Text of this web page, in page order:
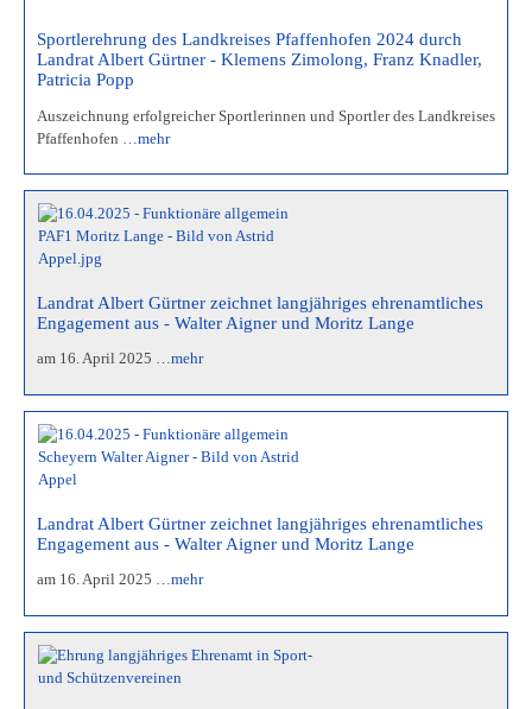
Sportlerehrung des Landkreises Pfaffenhofen 2024 durch
Landrat Albert Gürtner - Klemens Zimolong, Franz Knadler,
Patricia Popp
Auszeichnung erfolgreicher Sportlerinnen und Sportler des Landkreises
Pfaffenhofen
…mehr
Landrat Albert Gürtner zeichnet langjähriges ehrenamtliches
Engagement aus - Walter Aigner und Moritz Lange
am 16. April 2025 …mehr
Landrat Albert Gürtner zeichnet langjähriges ehrenamtliches
Engagement aus - Walter Aigner und Moritz Lange
am 16. April 2025 …mehr